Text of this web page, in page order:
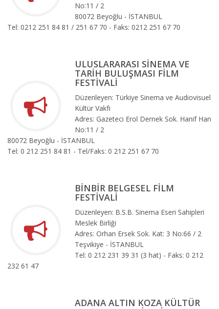
No:11 / 2
80072 Beyoğlu - İSTANBUL
Tel: 0212 251 84 81 / 251 67 70 - Faks: 0212 251 67 70
ULUSLARARASI SİNEMA VE
TARİH BULUŞMASI FİLM
FESTİVALİ
Düzenleyen: Türkiye Sinema ve Audiovisuel
Kültür Vakfı
Adres: Gazeteci Erol Dernek Sok. Hanif Han
No:11 / 2
80072 Beyoğlu - İSTANBUL
Tel: 0 212 251 84 81 - Tel/Faks: 0 212 251 67 70
BİNBİR BELGESEL FİLM
FESTİVALİ
Düzenleyen: B.S.B. Sinema Eseri Sahipleri
Meslek Birliği
Adres: Orhan Ersek Sok. Kat: 3 No:66 / 2
Teşvikiye - İSTANBUL
Tel: 0 212 231 39 31 (3 hat) - Faks: 0 212
232 61 47
ADANA ALTIN KOZA KÜLTÜR